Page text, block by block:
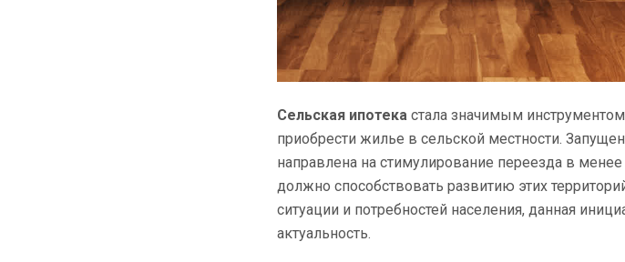
Сельская ипотека стала значимым
приобрести жилье в сельской местности.
направлена на стимулирование переезда в
должно способствовать развитию этих
ситуации и потребностей населения, данная
актуальность.